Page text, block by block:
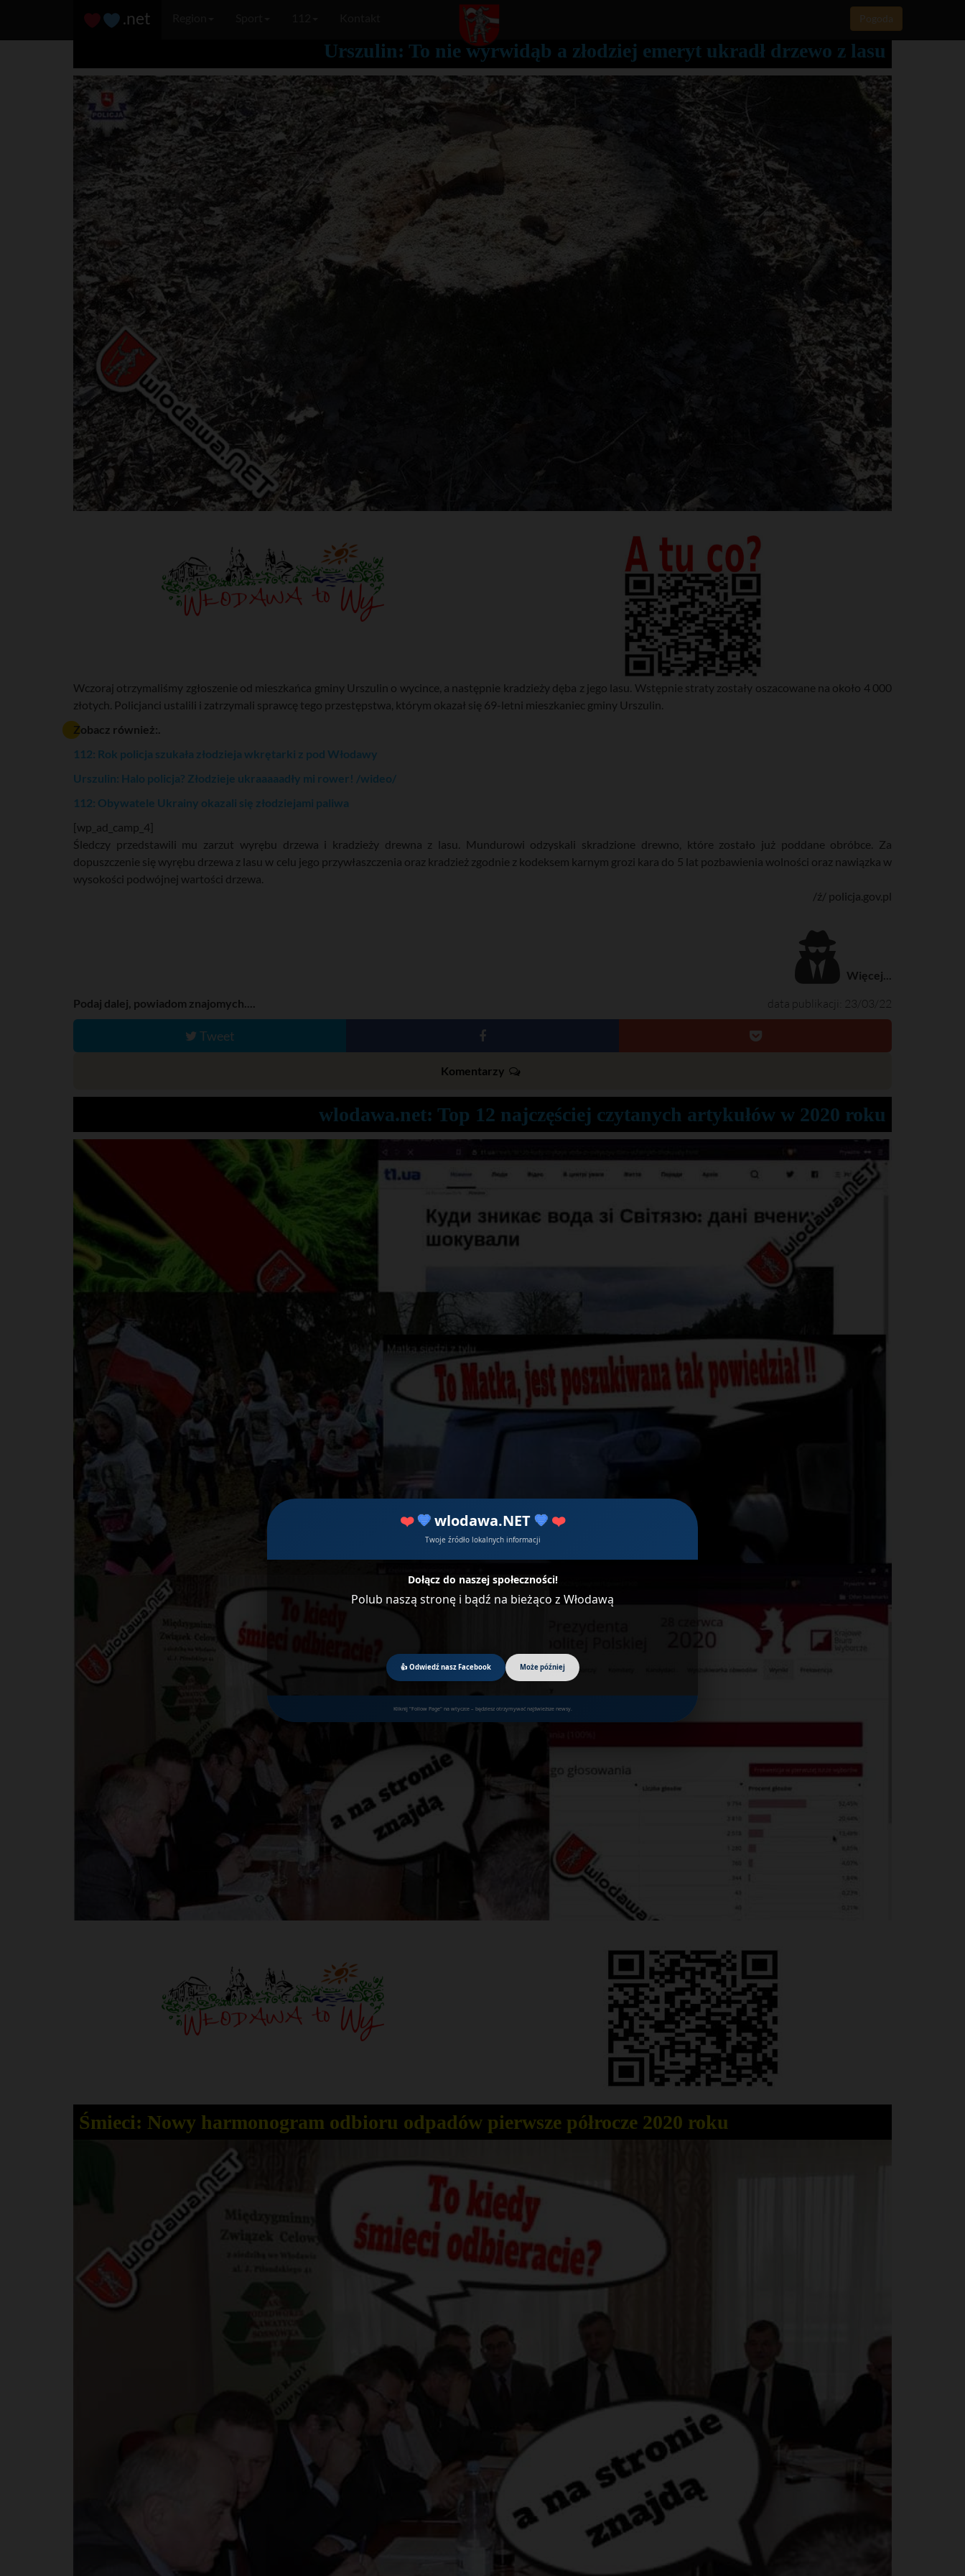
.net Pogoda
❤️ 💙wlodawa.NET 💙 ❤️
Twoje źródło lokalnych informacji
Dołącz do naszej społeczności!
Polub naszą stronę i bądź na bieżąco z Włodawą
👍 Odwiedź nasz Facebook Może później
Kliknij "Follow Page" na wtyczce – będziesz otrzymywać najświeższe newsy.
Urszulin: To nie wyrwidąb a złodziej emeryt ukradł drzewo z lasu
Wczoraj otrzymaliśmy zgłoszenie od mieszkańca gminy Urszulin o wycince, a następnie kradzieży dęba z jego lasu. Wstępnie straty zostały oszacowane na około 4 000
złotych. Policjanci ustalili i zatrzymali sprawcę tego przestępstwa, którym okazał się 69-letni mieszkaniec gminy Urszulin.
Zobacz również:.
112: Rok policja szukała złodzieja wkrętarki z pod Włodawy
Urszulin: Halo policja? Złodzieje ukraaaaadły mi rower! /wideo/
112: Obywatele Ukrainy okazali się złodziejami paliwa
[wp_ad_camp_4]
Śledczy przedstawili mu zarzut wyrębu drzewa i kradzieży drewna z lasu. Mundurowi odzyskali skradzione drewno, które zostało już poddane obróbce. Za
dopuszczenie się wyrębu drzewa z lasu w celu jego przywłaszczenia oraz kradzież zgodnie z kodeksem karnym grozi kara do 5 lat pozbawienia wolności oraz nawiązka w
wysokości podwójnej wartości drzewa.
/ź/ policja.gov.pl
Więcej...
data publikacji: 23/03/22
Podaj dalej, powiadom znajomych....
Tweet
Komentarzy
wlodawa.net: Top 12 najczęściej czytanych artykułów w 2020 roku
Śmieci: Nowy harmonogram odbioru odpadów pierwsze półrocze 2020 roku